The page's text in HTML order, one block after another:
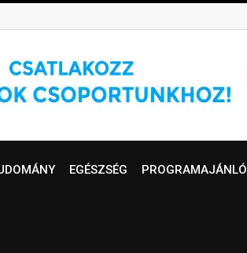
EGÉSZSÉG PROGRAMAJÁNLÓ